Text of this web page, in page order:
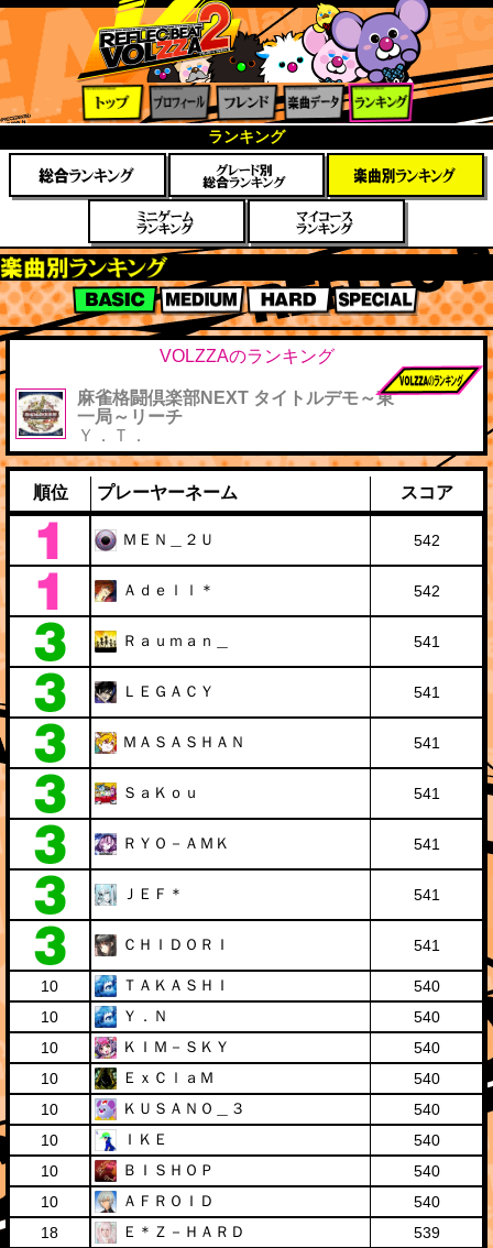
ィール
フレン
ド
楽曲デ
ータ
ング
ランキング
楽曲別スコアランキング
BASIC MEDIUM HARD SPECIAL
VOLZZAのランキング
前作までのス
麻雀格闘倶楽部NEXT タイトルデモ～東
一局～リーチ
Ｙ．Ｔ．
順位 プレーヤーネーム スコア
ＭＥＮ＿２Ｕ 542
Ａｄｅｌｌ＊ 542
Ｒａｕｍａｎ＿ 541
ＬＥＧＡＣＹ 541
ＭＡＳＡＳＨＡＮ 541
ＳａＫｏｕ 541
ＲＹＯ－ＡＭＫ 541
ＪＥＦ＊ 541
ＣＨＩＤＯＲＩ 541
10 ＴＡＫＡＳＨＩ
540
10
Ｙ．Ｎ
540
10
ＫＩＭ－ＳＫＹ
540
10
ＥｘＣｌａＭ
540
10
ＫＵＳＡＮＯ＿３
540
10
ＩＫＥ
540
10
ＢＩＳＨＯＰ
540
10
ＡＦＲＯＩＤ
540
18
Ｅ＊Ｚ－ＨＡＲＤ
539